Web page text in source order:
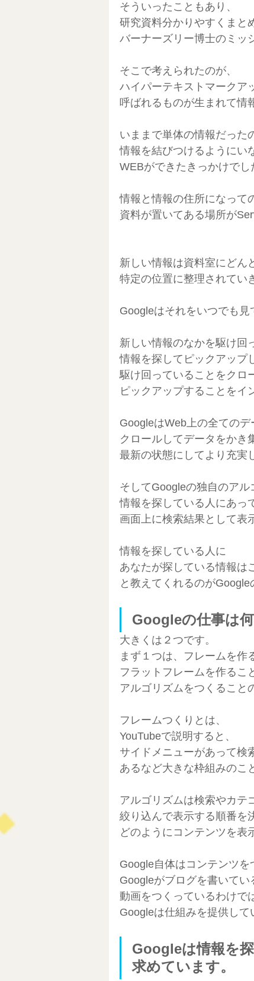
そういったこともあり、
研究資料分かりやすくまと
バーナーズリー博士のミッ
そこで考えられたのが、
ハイパーテキストマークア
呼ばれるものが生まれて情
いままで単体の情報だった
情報を結びつけるようにい
WEBができたきっかけでし
情報と情報の住所になって
資料が置いてある場所が
新しい情報は資料室にどん
特定の位置に整理されてい
Googleはそれをいつでも見
新しい情報のなかを駆け回
情報を探してピックアップ
駆け回っていることをクロ
ピックアップすることをイ
GoogleはWeb上の全てのデ
クロールしてデータをかき
最新の状態にしてより充実
そしてGoogleの独自のアル
情報を探している人にあっ
画面上に検索結果として表
情報を探している人に
あなたが探している情報は
と教えてくれるのがGoogle
Googleの仕事は
大きくは２つです。
まず１つは、フレームを作
フラットフレームを作るこ
アルゴリズムをつくること
フレームつくりとは、
YouTubeで説明すると、
サイドメニューがあって検
あるなど大きな枠組みのこ
アルゴリズムは検索やカテ
絞り込んで表示する順番を
どのようにコンテンツを表
Google自体はコンテンツを
Googleがブログを書いてい
動画をつくっているわけで
Googleは仕組みを提供して
Googleは情報を
求めています。